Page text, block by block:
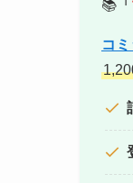
📚 「
コ